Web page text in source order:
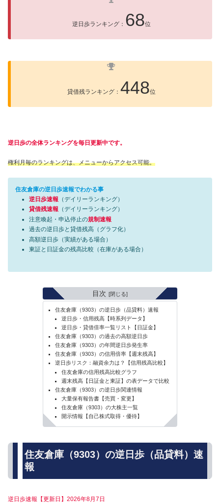
逆日歩ランキング： 68位
貸借残ランキング： 448位
逆日歩の全体ランキングを毎日更新中です。
権利月毎のランキングは、メニューからアクセス可能。
住友倉庫の逆日歩速報でわかる事
逆日歩速報 （デイリーランキング）
貸借残速報 （デイリーランキング）
注意喚起・申込停止の規制速報
過去の逆日歩と貸借残高（グラフ化）
高額逆日歩（実績がある場合）
東証と日証金の残高比較（在庫がある場合）
目次
住友倉庫（9303）の逆日歩（品貸料）速報
逆日歩・信用残高【時系列データ】
逆日歩・貸借倍率一覧リスト【日証金】
住友倉庫（9303）の過去の高額逆日歩
住友倉庫（9303）の年間逆日歩発生率
住友倉庫（9303）の信用倍率【週末残高】
逆日歩リスク：融資余力は？【信用残高比較】
住友倉庫の信用残高比較グラフ
週末残高【日証金と東証】の表データで比較
住友倉庫（9303）の逆日歩関連情報
大量保有報告書【売買・変更】
住友倉庫（9303）の大株主一覧
開示情報【自己株式取得・優待】
住友倉庫（9303）の逆日歩（品貸料）速
報
逆日歩速報【更新日】2026年8月7日